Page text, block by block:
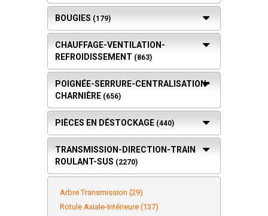
BOUGIES (179)
CHAUFFAGE-VENTILATION-
REFROIDISSEMENT (863)
POIGNÉE-SERRURE-CENTRALISATION-
CHARNIÈRE (656)
PIÈCES EN DÉSTOCKAGE (440)
TRANSMISSION-DIRECTION-TRAIN
ROULANT-SUS (2270)
Arbre Transmission (29)
Rotule Axiale-Intérieure (137)